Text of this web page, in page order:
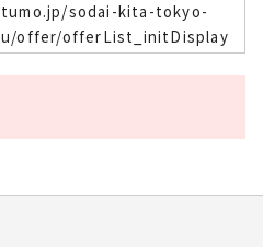
tumo.jp/sodai-kita-tokyo-
u/offer/offerList_initDisplay